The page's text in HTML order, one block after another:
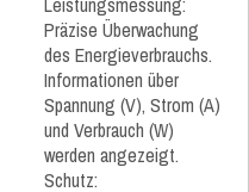
Präzise Überwachung
des Energieverbrauchs.
Informationen über
Spannung (V), Strom (A)
und Verbrauch (W)
werden angezeigt.
Schutz: